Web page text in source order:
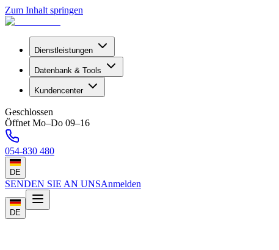
Zum Inhalt springen
Dienstleistungen
Datenbank & Tools
Kundencenter
Geschlossen
Öffnet Mo–Do 09–16
054-830 480
DE
SENDEN SIE AN UNSAnmelden
DE